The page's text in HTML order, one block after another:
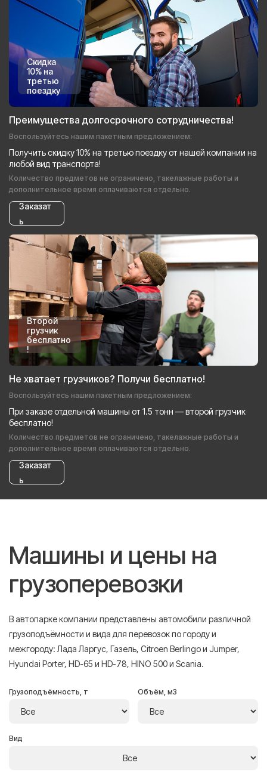
Скидка
10% на
третью
поездку
Преимущества долгосрочного сотрудничества!
Воспользуйтесь нашим пакетным предложением:
Получить скидку 10% на третью поездку от нашей компании на
любой вид транспорта!
Количество предметов не ограничено, такелажные работы и
дополнительное время оплачиваются отдельно.
Заказат
ь
Второй
грузчик
бесплатно
!
Не хватает грузчиков? Получи бесплатно!
Воспользуйтесь нашим пакетным предложением:
При заказе отдельной машины от 1.5 тонн — второй грузчик
бесплатно!
Количество предметов не ограничено, такелажные работы и
дополнительное время оплачиваются отдельно.
Заказат
ь
Машины и цены на
грузоперевозки
В автопарке компании представлены автомобили различной
грузоподъёмности и вида для перевозок по городу и
межгороду: Лада Ларгус, Газель, Citroen Berlingo и Jumper,
Hyundai Porter, HD-65 и HD-78, HINO 500 и Scania.
Грузоподъёмность, т Объём, м3
Вид